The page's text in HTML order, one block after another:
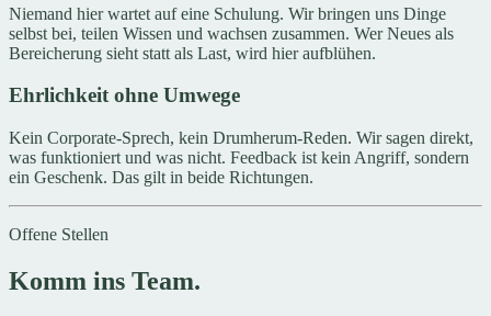
Niemand hier wartet auf eine Schulung. Wir bringen uns Dinge
selbst bei, teilen Wissen und wachsen zusammen. Wer Neues als
Bereicherung sieht statt als Last, wird hier aufblühen.
Ehrlichkeit ohne Umwege
Kein Corporate-Sprech, kein Drumherum-Reden. Wir sagen direkt,
was funktioniert und was nicht. Feedback ist kein Angriff, sondern
ein Geschenk. Das gilt in beide Richtungen.
Offene Stellen
Komm ins Team.